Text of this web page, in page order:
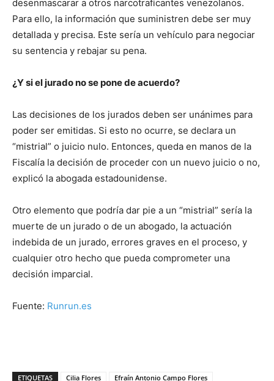
desenmascarar a otros narcotraficantes venezolanos.
Para ello, la información que suministren debe ser muy
detallada y precisa. Este sería un vehículo para negociar
su sentencia y rebajar su pena.
¿Y si el jurado no se pone de acuerdo?
Las decisiones de los jurados deben ser unánimes para
poder ser emitidas. Si esto no ocurre, se declara un
“mistrial” o juicio nulo. Entonces, queda en manos de la
Fiscalía la decisión de proceder con un nuevo juicio o no,
explicó la abogada estadounidense.
Otro elemento que podría dar pie a un “mistrial” sería la
muerte de un jurado o de un abogado, la actuación
indebida de un jurado, errores graves en el proceso, y
cualquier otro hecho que pueda comprometer una
decisión imparcial.
Fuente: Runrun.es
ETIQUETAS Cilia Flores
Efraín Antonio Campo Flores